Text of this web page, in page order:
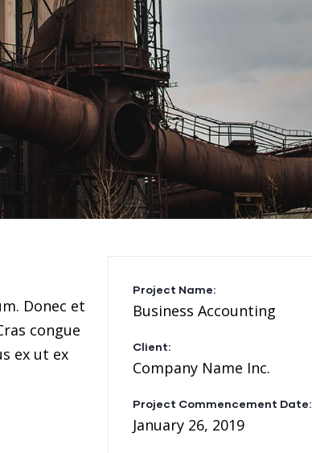
Project Name:
Business Accounting
Client:
Company Name Inc.
Project Commencement Date:
January 26, 2019
Donec et
congue
ex ut ex